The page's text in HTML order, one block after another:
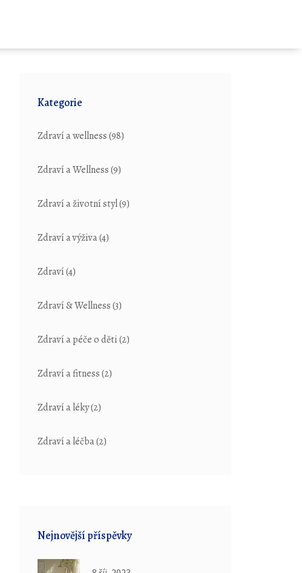
Kategorie
Zdraví a wellness(98)
Zdraví a Wellness(9)
Zdraví a životní styl(9)
Zdraví a výživa(4)
Zdraví(4)
Zdraví & Wellness(3)
Zdraví a péče o děti(2)
Zdraví a fitness(2)
Zdraví a léky(2)
Zdraví a léčba(2)
Nejnovější příspěvky